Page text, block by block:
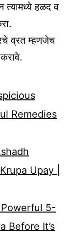
हळद व
व्रत म्हणजेच
Remedies
Upay |
5-
Before It’s